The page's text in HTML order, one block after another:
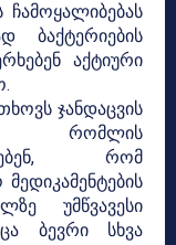
ჩამოყალიბებას
ბაქტერიების
აქტიური
ჯანდაცვის
რომლის
რომ
უმწვავესი
ბევრი სხვა